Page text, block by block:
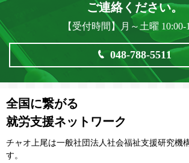
ご連絡ください。
【受付時間】月～土曜 10:00-
048-788-5511
全国に繋がる
就労支援ネットワーク
チャオ上尾は一般社団法⼈社会福祉⽀援研究機
す。